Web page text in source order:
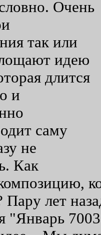
Очень
так или
идею
длится
и
саму
не
Как
Пару лет
"Январь